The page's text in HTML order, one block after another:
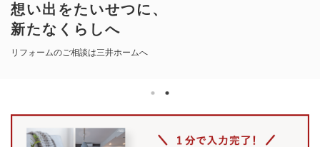
想い出をたいせつに、
新たなくらしへ
リフォームのご相談は三井ホームへ
想い出をたいせつに、
新たなくらしへ
リフォームのご相談は三井ホームへ